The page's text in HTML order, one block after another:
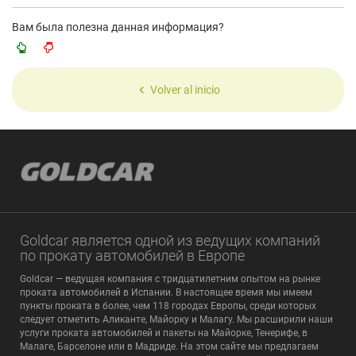
Вам была полезна данная информация?
Volver al inicio
Goldcar является одной из ведущих компаний
по прокату автомобилей в Европе
Goldcar — ведущая компания с тридцатилетним опытом на рынке
проката автомобилей в Испании. В настоящее время мы имеем
пункты проката в более, чем 118 городах Европы, среди которых
следует отметить Аликанте, Майорку и Малагу. Мы расширили наши
услуги проката автомобилей и пакеты на Майорке, Тенерифе, в
Малаге, Барселоне или в Мадриде. На этом сайте мы предлагаем